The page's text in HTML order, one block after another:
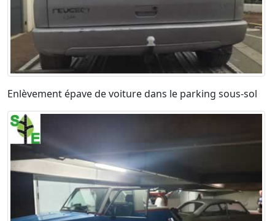
Enlèvement épave de voiture dans le parking sous-sol